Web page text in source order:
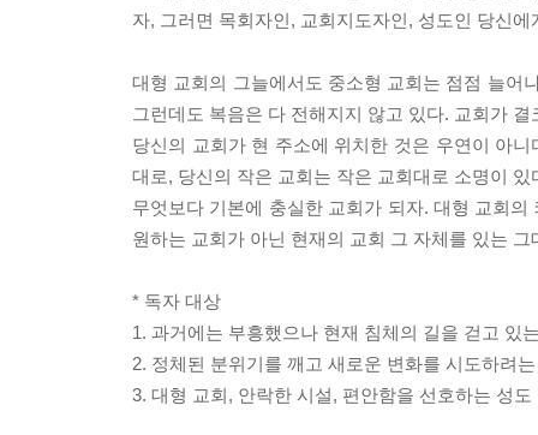
자, 그러면 목회자인, 교회지도자인, 성도인 당신
대형 교회의 그늘에서도 중소형 교회는 점점 늘어
그런데도 복음은 다 전해지지 않고 있다. 교회가 결
당신의 교회가 현 주소에 위치한 것은 우연이 아
대로, 당신의 작은 교회는 작은 교회대로 소명이 있
무엇보다 기본에 충실한 교회가 되자. 대형 교회
원하는 교회가 아닌 현재의 교회 그 자체를 있는
* 독자 대상
1. 과거에는 부흥했으나 현재 침체의 길을 걷고 있
2. 정체된 분위기를 깨고 새로운 변화를 시도하려
3. 대형 교회, 안락한 시설, 편안함을 선호하는 성도